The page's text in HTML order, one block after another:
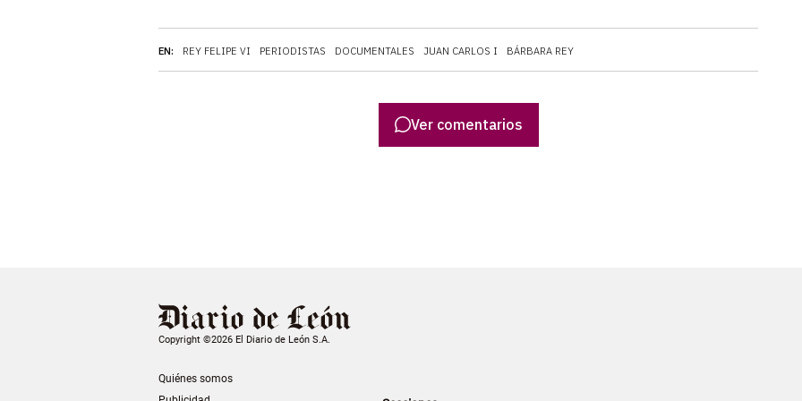
EN: REY FELIPE VI PERIODISTAS DOCUMENTALES JUAN CARLOS I BÁRBARA REY
Ver comentarios
Copyright ©2026 El Diario de León S.A.
Quiénes somos